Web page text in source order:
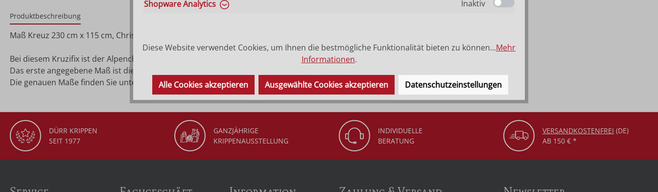
Produktbeschreibung
Maß Kreuz 230 cm x 115 cm, Christus 110 cm
Bei diesem Kruzifix ist der Alpenchristus aus Eichenholz geschnitzt. Das Kreuz selbst ist aus Lindenholz geschnitzt und bräunlich gebeizt.
Das erste angegebene Maß ist die Größe vom Christuskorpus, das zweite Maß ist die Länge vom Kreuz.
Die genauen Maße finden Sie unter 'Details'.
DÜRR KRIPPEN
SEIT 1977
GANZJÄHRIGE
KRIPPENAUSSTELLUNG
INDIVIDUELLE
BERATUNG
VERSANDKOSTENFREI (DE)
AB 150 € *
Shopware Analytics
Inaktiv
Diese Website verwendet Cookies, um Ihnen die bestmögliche Funktionalität bieten zu können...Mehr
Informationen.
Alle Cookies akzeptieren Ausgewählte Cookies akzeptieren Datenschutzeinstellungen